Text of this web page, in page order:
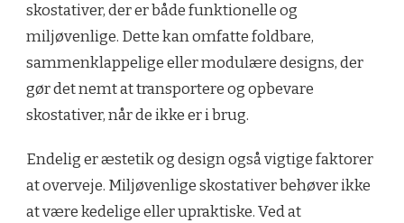
skostativer, der er både funktionelle og
miljøvenlige. Dette kan omfatte foldbare,
sammenklappelige eller modulære designs, der
gør det nemt at transportere og opbevare
skostativer, når de ikke er i brug.
Endelig er æstetik og design også vigtige faktorer
at overveje. Miljøvenlige skostativer behøver ikke
at være kedelige eller upraktiske. Ved at